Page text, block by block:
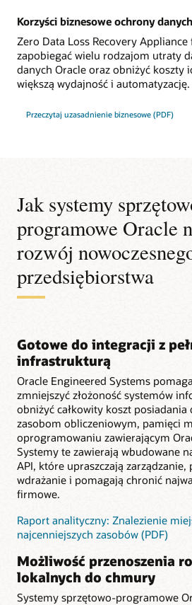
Korzyści biznesowe ochrony danych
Zero Data Loss Recovery
zapobiegać wielu rodzajom utraty
danych Oracle oraz obniżyć koszty
większą wydajność i automatyzację.
Przeczytaj uzasadnienie biznesowe (PDF)
Jak systemy
programowe Oracle
rozwój
przedsiębiorstwa
Gotowe do integracji z
infrastrukturą
Oracle Engineered Systems
zmniejszyć złożoność systemów
obniżyć całkowity koszt
zasobom obliczeniowym, pamięci
oprogramowaniu zawierającym
Systemy te zawierają wbudowane
API, które upraszczają zarządzanie,
wdrażanie i pomagają chronić
firmowe.
Raport analityczny: Znalezienie
najcenniejszych zasobów (PDF)
Możliwość przenoszenia
lokalnych do chmury
Systemy sprzętowo-programowe